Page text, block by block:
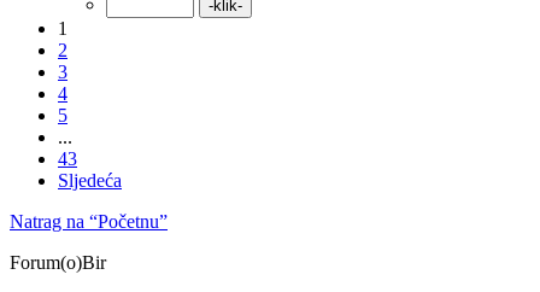
1
2
3
4
5
...
43
Sljedeća
Natrag na “Početnu”
Forum(o)Bir